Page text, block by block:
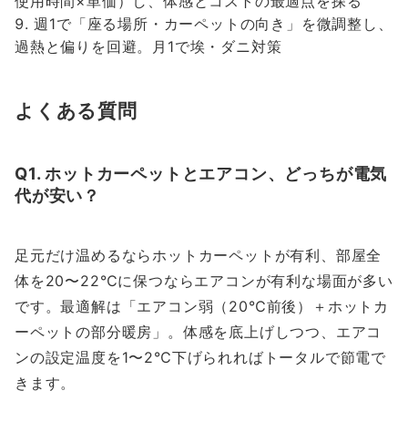
週1で「座る場所・カーペットの向き」を微調整し、
過熱と偏りを回避。月1で埃・ダニ対策
よくある質問
Q1. ホットカーペットとエアコン、どっちが電気
代が安い？
足元だけ温めるならホットカーペットが有利、部屋全
体を20〜22℃に保つならエアコンが有利な場面が多い
です。最適解は「エアコン弱（20℃前後）＋ホットカ
ーペットの部分暖房」。体感を底上げしつつ、エアコ
ンの設定温度を1〜2℃下げられればトータルで節電で
きます。